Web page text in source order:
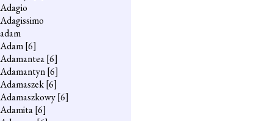
Adagio
Adagissimo
adam
Adam[6]
Adamantea[6]
Adamantyn[6]
Adamaszek[6]
Adamaszkowy[6]
Adamita[6]